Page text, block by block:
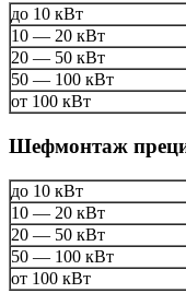
до 10 кВт
10 — 20 кВт
20 — 50 кВт
50 — 100 кВт
от 100 кВт
Шефмонтаж
до 10 кВт
10 — 20 кВт
20 — 50 кВт
50 — 100 кВт
от 100 кВт